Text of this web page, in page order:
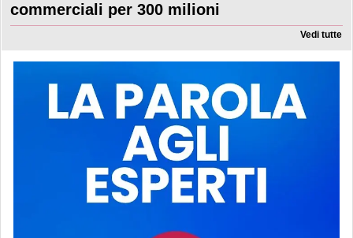
commerciali per 300 milioni
Vedi tutte